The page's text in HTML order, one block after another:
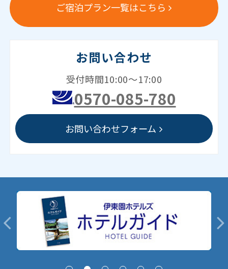
ご宿泊プラン一覧はこちら
お問い合わせ
受付時間10:00～17:00
0570-085-780
お問い合わせフォーム